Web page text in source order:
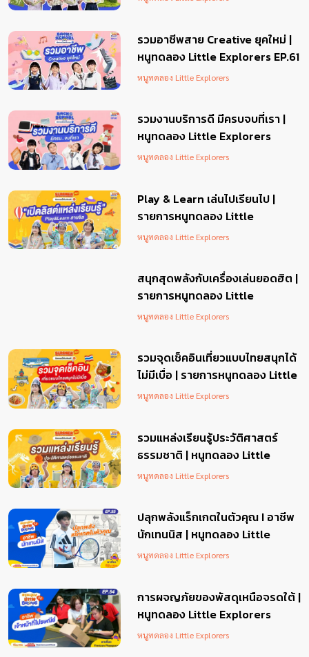
รวมอาชีพสาย Creative ยุคใหม่ |
หนูทดลอง Little Explorers EP.61
หนูทดลอง Little Explorers
รวมงานบริการดี มีครบจบที่เรา |
หนูทดลอง Little Explorers
EP.60
หนูทดลอง Little Explorers
Play & Learn เล่นไปเรียนไป |
รายการหนูทดลอง Little
Explorers EP.59
หนูทดลอง Little Explorers
สนุกสุดพลังกับเครื่องเล่นยอดฮิต |
รายการหนูทดลอง Little
Explorers EP.58
หนูทดลอง Little Explorers
รวมจุดเช็คอินเที่ยวแบบไทยสนุกได้
ไม่มีเบื่อ | รายการหนูทดลอง Little
Explorers EP.57
หนูทดลอง Little Explorers
รวมแหล่งเรียนรู้ประวัติศาสตร์
ธรรมชาติ | หนูทดลอง Little
Explorers EP.56
หนูทดลอง Little Explorers
ปลุกพลังแร็กเกตในตัวคุณ I อาชีพ
นักเทนนิส | หนูทดลอง Little
Explorers EP.55
หนูทดลอง Little Explorers
การผจญภัยของพัสดุเหนือจรดใต้ |
หนูทดลอง Little Explorers
EP.54
หนูทดลอง Little Explorers